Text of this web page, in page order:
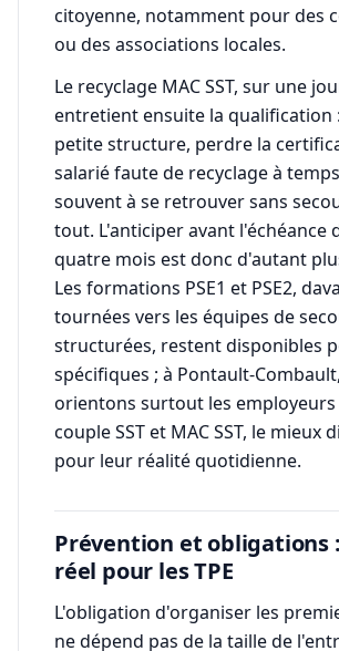
citoyenne, notamment pour des
ou des associations locales.
Le recyclage MAC SST, sur une
entretient ensuite la qualification
petite structure, perdre la
salarié faute de recyclage à
souvent à se retrouver sans
tout. L'anticiper avant l'échéance
quatre mois est donc d'autant
Les formations PSE1 et PSE2,
tournées vers les équipes de
structurées, restent disponibles
spécifiques ; à Pontault-
orientons surtout les employeurs
couple SST et MAC SST, le mieux
pour leur réalité quotidienne.
Prévention et obligations
réel pour les TPE
L'obligation d'organiser les
ne dépend pas de la taille de